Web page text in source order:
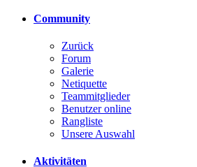
Community
Zurück
Forum
Galerie
Netiquette
Teammitglieder
Benutzer online
Rangliste
Unsere Auswahl
Aktivitäten